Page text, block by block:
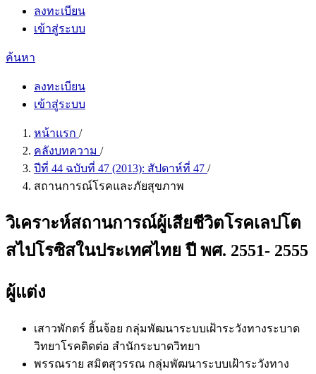
ลงทะเบียน
เข้าสู่ระบบ
ค้นหา
ลงทะเบียน
เข้าสู่ระบบ
หน้าแรก /
คลังบทความ /
ปีที่ 44 ฉบับที่ 47 (2013): สัปดาห์ที่ 47 /
สถานการณ์โรคและภัยสุขภาพ
วิเคราะห์สถานการณ์ผู้เสียชีวิตโรคเลปโต
สไปโรซิสในประเทศไทย ปี พศ. 2551- 2555
ผู้แต่ง
เสาวพักตร์ ฮิ้นจ้อย กลุ่มพัฒนาระบบเฝ้าระวังทางระบาด
วิทยาโรคติดต่อ สำนักระบาดวิทยา
พรรณราย สมิตสุวรรณ กลุ่มพัฒนาระบบเฝ้าระวังทาง